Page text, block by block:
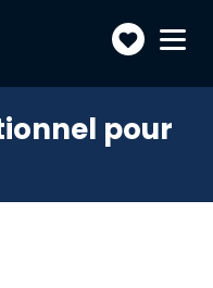
Faire
un
Toggle
pour